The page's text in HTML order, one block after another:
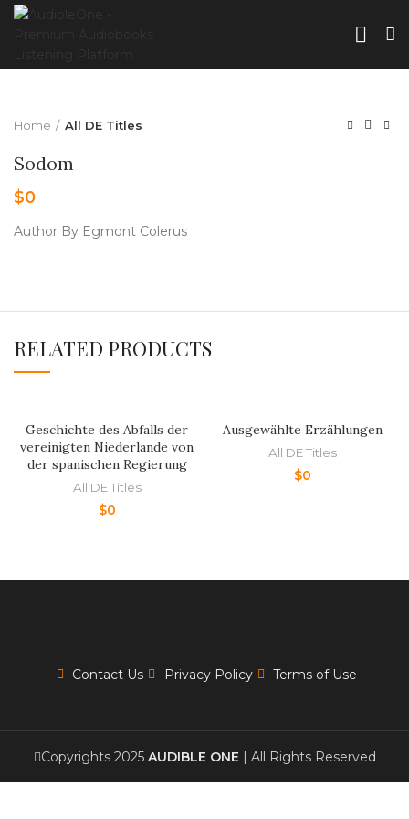
Home All DE Titles
Sodom
$0
Author By Egmont Colerus
RELATED PRODUCTS
Geschichte des Abfalls der
vereinigten Niederlande von
der spanischen Regierung
All DE Titles
$0
Ausgewählte Erzählungen
All DE Titles
$0
Contact Us Privacy Policy Terms of Use
Copyrights 2025 AUDIBLE ONE | All Rights Reserved